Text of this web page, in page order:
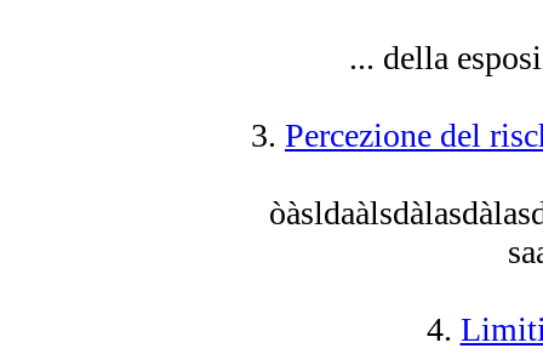
... della
3. Percezione del
4.